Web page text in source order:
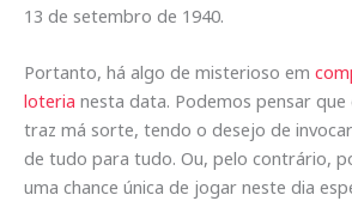
13 de setembro de 1940.
Portanto, há algo de misterioso em
loteria nesta data. Podemos pensar que
traz má sorte, tendo o desejo de
de tudo para tudo. Ou, pelo contrário,
uma chance única de jogar neste dia